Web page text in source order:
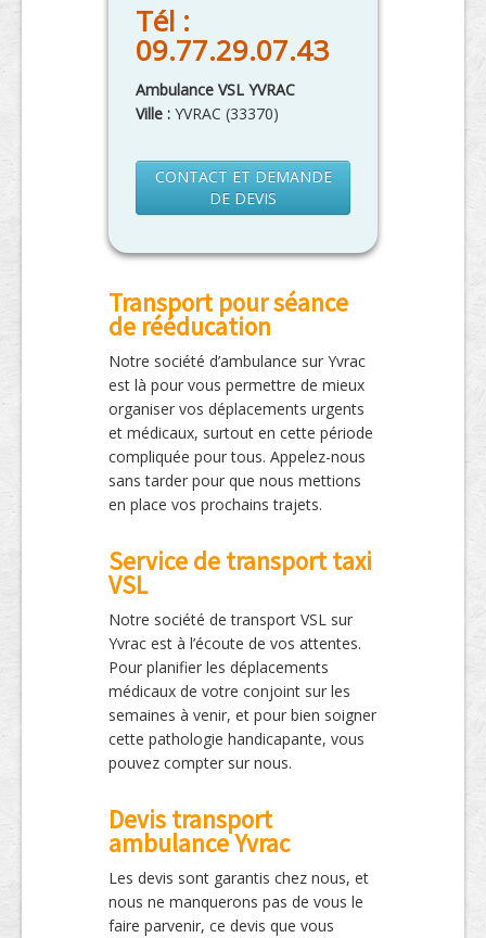
Tél :
09.77.29.07.43
Ambulance VSL YVRAC
Ville : YVRAC (33370)
CONTACT ET DEMANDE
DE DEVIS
Transport pour séance
de rééducation
Notre société d’ambulance sur Yvrac
est là pour vous permettre de mieux
organiser vos déplacements urgents
et médicaux, surtout en cette période
compliquée pour tous. Appelez-nous
sans tarder pour que nous mettions
en place vos prochains trajets.
Service de transport taxi
VSL
Notre société de transport VSL sur
Yvrac est à l’écoute de vos attentes.
Pour planifier les déplacements
médicaux de votre conjoint sur les
semaines à venir, et pour bien soigner
cette pathologie handicapante, vous
pouvez compter sur nous.
Devis transport
ambulance Yvrac
Les devis sont garantis chez nous, et
nous ne manquerons pas de vous le
faire parvenir, ce devis que vous